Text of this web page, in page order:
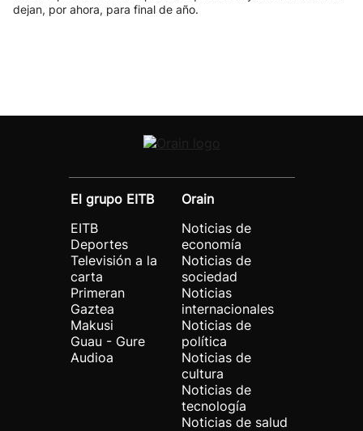
dejan, por ahora, para final de año.
El grupo EITB
EITB
Deportes
Televisión a la
carta
Primeran
Gaztea
Makusi
Guau - Gure
Audioa
Orain
Noticias de
economía
Noticias de
sociedad
Noticias
internacionales
Noticias de
política
Noticias de
cultura
Noticias de
tecnología
Noticias de salud